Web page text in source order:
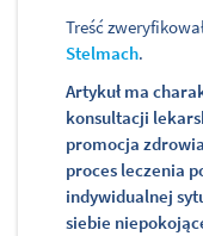
Treść
Stelmach.
Artykuł ma
konsultacji
promocja
proces leczenia
indywidualnej
siebie